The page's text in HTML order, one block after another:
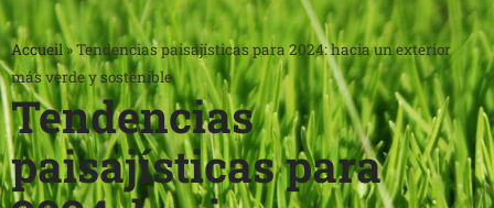
Accueil»Tendencias paisajísticas para 2024: hacia un exterior
más verde y sostenible
Tendencias
paisajísticas para